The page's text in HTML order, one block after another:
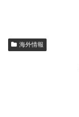
海外情報